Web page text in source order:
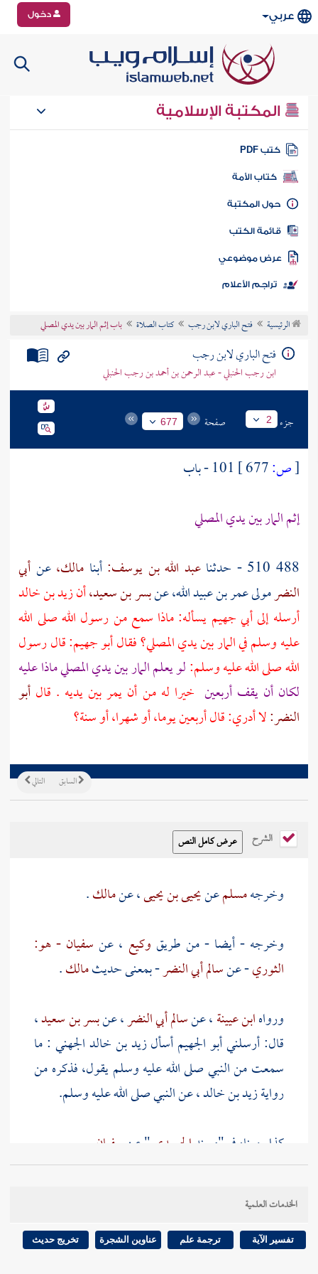
عربي دخول
المكتبة الإسلامية
كتب PDF
كتاب الأمة
المكتبة
الكتب
موضوعي
تراجم الأعلام
الرئيسية فتح الباري لابن رجب كتاب الصلاة باب إثم المار بين يدي المصلي
فتح الباري لابن رجب
ابن رجب الحنبلي - عبد الرحمن بن أحمد بن رجب الحنبلي
جزء 2 صفحة 677
[ص:
101 - باب
إثم المار بين يدي المصلي
488 510 - حدثنا
عبد الله بن يوسف:أبنا مالك،عن أبي
النضرمولىعمر بن عبيد الله،عنبسر بن سعيد،أنزيد بن خالد
أرسله إلىأبي جهيم يسأله: ماذا سمع من رسول الله صلى الله
عليه وسلم في المار بين يدي المصلي؟ فقالأبو جهيم:قال رسول
الله صلى الله عليه وسلم:لو يعلم المار بين يدي المصلي ماذا عليه
لكان أن يقف أربعين خيرا له من أن يمر بين يديه . قال أبو
النضر:لا أدري: قال أربعين يوما، أو شهرا، أو سنة؟
التالي السابق
الشرح
وخرجهمسلمعنيحيى بن يحيى، عنمالك.
وخرجه - أيضا - من طريق وكيع ، عن سفيان - هو:
الثوري- عنسالم أبي النضر- بمعنى حديثمالك.
ورواهابن عيينة، عنسالم أبي النضر، عنبسر بن سعيد،
قال: أرسلنيأبو الجهيمأسألزيد بن خالد الجهني : ما
سمعت من النبي صلى الله عليه وسلم يقول، فذكره من
روايةزيد بن خالد، عن النبي صلى الله عليه وسلم.
كذا رويناه في "مسند الحميدي " عن سفيان
وكذا خرجه
إلا أنه قال: "أرسلوني إلى
من أرسله.
الخدمات العلمية
تفسير الآية ترجمة علم عناوين الشجرة تخريج حديث